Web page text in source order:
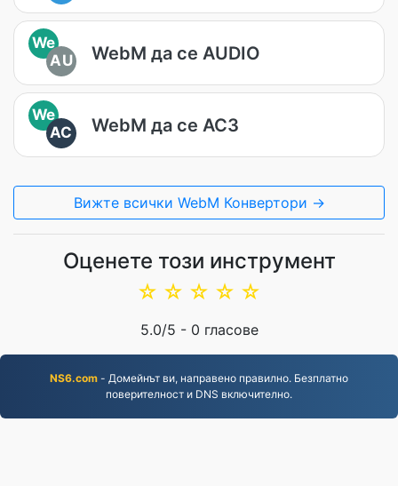
We
AU
WebM да се AUDIO
We
AC
WebM да се AC3
Вижте всички WebM Конвертори →
Оценете този инструмент
☆
☆
☆
☆
☆
5.0/5 - 0 гласове
NS6.com - Домейнът ви, направено правилно. Безплатно
поверителност и DNS включително.